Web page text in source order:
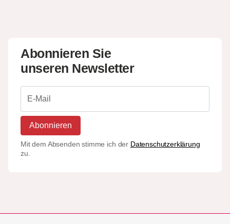
Abonnieren Sie
unseren Newsletter
Abonnieren
Mit dem Absenden stimme ich der Datenschutzerklärung
zu.